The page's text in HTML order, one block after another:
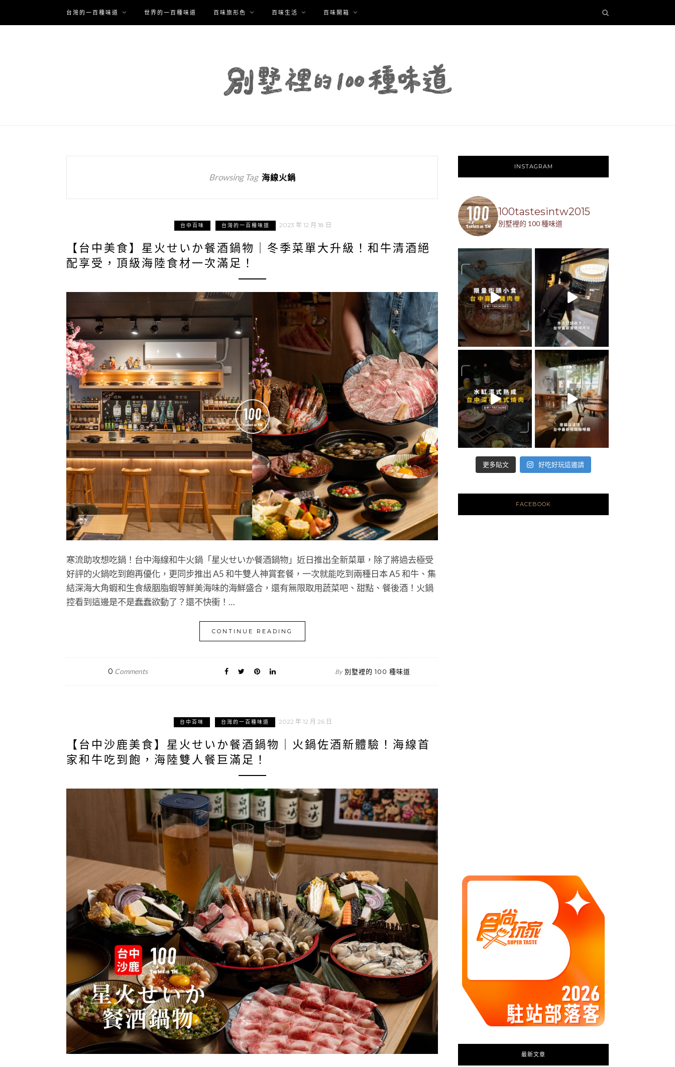
台灣的一百種味道 世界的一百種味道 百味旅形色 百味生活 百味開箱
Browsing Tag 海線火鍋
台中百味 台灣的一百種味道 2023 年 12 月 18 日
【台中美食】星火せいか餐酒鍋物｜冬季菜單大升級！和牛清酒絕
配享受，頂級海陸食材一次滿足！
寒流助攻想吃鍋！台中海線和牛火鍋「星火せいか餐酒鍋物」近日推出全新菜單，除了將過去極受
好評的火鍋吃到飽再優化，更同步推出 A5 和牛雙人神賞套餐，一次就能吃到兩種日本 A5 和牛、集
結深海大角蝦和生食級胭脂蝦等鮮美海味的海鮮盛合，還有無限取用蔬菜吧、甜點、餐後酒！火鍋
控看到這邊是不是蠢蠢欲動了？還不快衝！…
CONTINUE READING
0 Comments By 別墅裡的 100 種味道
台中百味 台灣的一百種味道 2022 年 12 月 26 日
【台中沙鹿美食】星火せいか餐酒鍋物｜火鍋佐酒新體驗！海線首
家和牛吃到飽，海陸雙人餐巨滿足！
INSTAGRAM
100tastesintw2015
別墅裡的 100 種味道
更多貼文 好吃好玩這邊請
FACEBOOK
最新文章